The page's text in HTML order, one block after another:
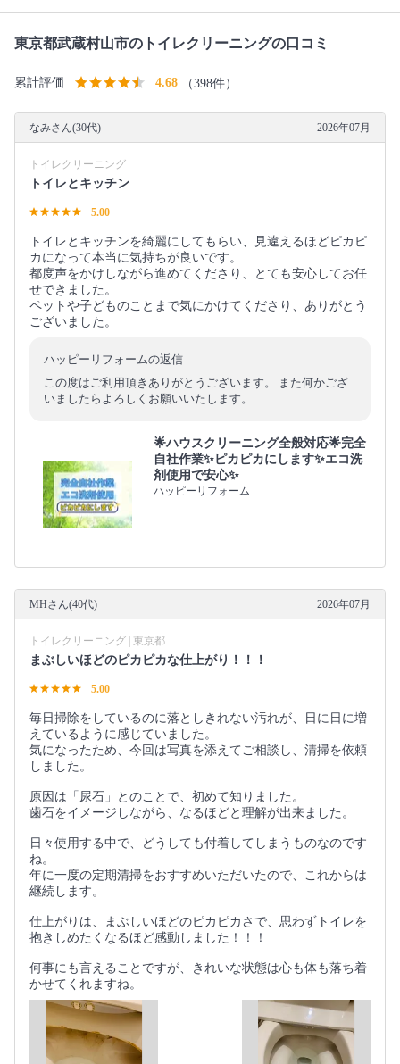
東京都武蔵村山市のトイレクリーニングの口コミ
累計評価 4.68 （398件）
なみさん(30代) 2026年07月
トイレクリーニング
トイレとキッチン
5.00
トイレとキッチンを綺麗にしてもらい、見違えるほどピカピ
カになって本当に気持ちが良いです。
都度声をかけしながら進めてくださり、とても安心してお任
せできました。
ペットや子どものことまで気にかけてくださり、ありがとう
ございました。
ハッピーリフォームの返信
この度はご利用頂きありがとうございます。 また何かござ
いましたらよろしくお願いいたします。
🌟ハウスクリーニング全般対応🌟完全
自社作業✨️ピカピカにします✨️エコ洗
剤使用で安心✨
ハッピーリフォーム
MHさん(40代) 2026年07月
トイレクリーニング | 東京都
まぶしいほどのピカピカな仕上がり！！！
5.00
毎日掃除をしているのに落としきれない汚れが、日に日に増
えているように感じていました。
気になったため、今回は写真を添えてご相談し、清掃を依頼
しました。
原因は「尿石」とのことで、初めて知りました。
歯石をイメージしながら、なるほどと理解が出来ました。
日々使用する中で、どうしても付着してしまうものなのです
ね。
年に一度の定期清掃をおすすめいただいたので、これからは
継続します。
仕上がりは、まぶしいほどのピカピカさで、思わずトイレを
抱きしめたくなるほど感動しました！！！
何事にも言えることですが、きれいな状態は心も体も落ち着
かせてくれますね。